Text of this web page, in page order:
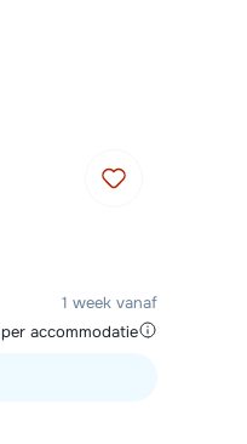
1 week vanaf
per accommodatie